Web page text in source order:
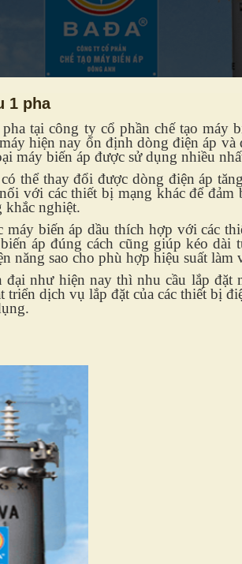
1 pha
tại công ty cổ phần chế tạo
hiện nay ổn định dòng điện áp
máy biến áp được sử dụng nhiều
thể thay đổi được dòng điện áp
với các thiết bị mạng khác để
khắc nghiệt.
máy biến áp dầu thích hợp với các
áp đúng cách cũng giúp kéo dài
năng sao cho phù hợp hiệu suất làm
đại như hiện nay thì nhu cầu lắp
triển dịch vụ lắp đặt của các thiết bị